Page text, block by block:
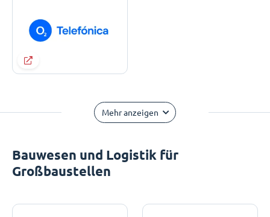
Mehr anzeigen
Bauwesen und Logistik für
Großbaustellen